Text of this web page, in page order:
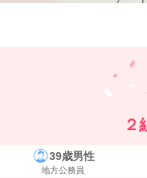
２
39歳男性
地方公務員